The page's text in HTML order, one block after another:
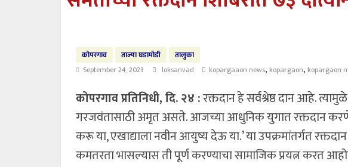
वाहतूक कोंडीत अडकलेल्या नागरिकांना
कोपरगाव ताज्या घडामोडी
तालुका
September 24, 2023
loksanvad kopargaaon news, kopargaon, kopargaon
कोपरगाव प्रतिनिधी, दि. २४ :रक्तदान हे सर्वश्रेष्ठ दान आहे.
गरजवंतासाठी अमृत असते. आजच्या आधुनिक युगात रक्तदान करणे हे
करू या, एखाद्याला नवीन आयुष्य देऊ या.’ या उपक्रमांतर्गत
कमतरता भासल्यास ती पूर्ण करण्याचा सामाजिक प्रयत्न करत